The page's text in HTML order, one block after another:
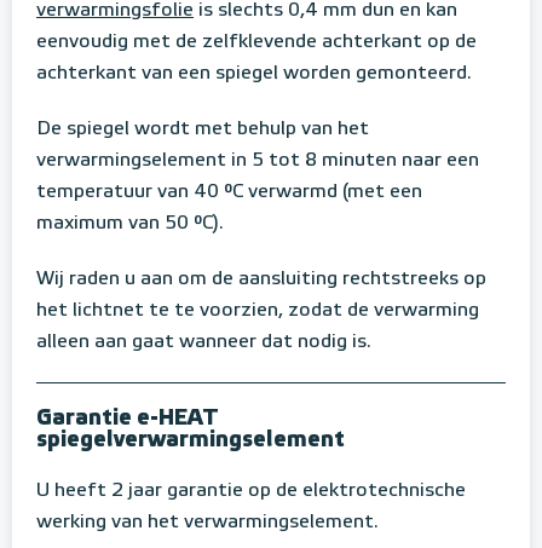
verwarmingsfolie is slechts 0,4 mm dun en kan
eenvoudig met de zelfklevende achterkant op de
achterkant van een spiegel worden gemonteerd.
De spiegel wordt met behulp van het
verwarmingselement in 5 tot 8 minuten naar een
temperatuur van 40 °C verwarmd (met een
maximum van 50 °C).
Wij raden u aan om de aansluiting rechtstreeks op
het lichtnet te te voorzien, zodat de verwarming
alleen aan gaat wanneer dat nodig is.
Garantie e-HEAT
spiegelverwarmingselement
U heeft 2 jaar garantie op de elektrotechnische
werking van het verwarmingselement.